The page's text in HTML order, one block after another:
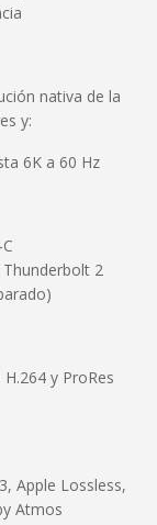
nativa de la
y:
6K a 60 Hz
Thunderbolt 2
y ProRes
Apple Lossless,
Atmos